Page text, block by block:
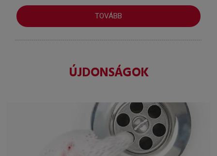
TOVÁBB
ÚJDONSÁGOK